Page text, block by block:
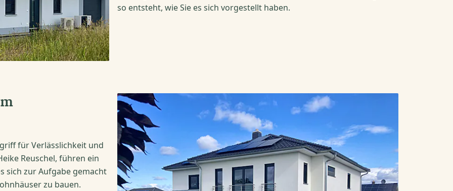
so entsteht, wie Sie es sich vorgestellt haben.
für Verlässlichkeit und
Reuschel, führen ein
sich zur Aufgabe gemacht
zu bauen.